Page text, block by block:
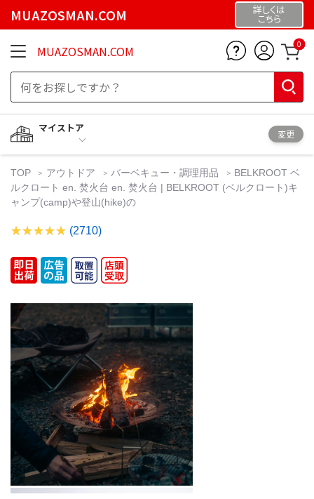
MUAZOSMAN.COM 詳しくは
こちら
MUAZOSMAN.COM 0
マイストア
変更
TOP アウトドア バーベキュー・調理用品
BELKROOT ベ
ルクロート en. 焚火台 en. 焚火台 | BELKROOT (ベルクロート)キ
ャンプ(camp)や登山(hike)の
(2710)